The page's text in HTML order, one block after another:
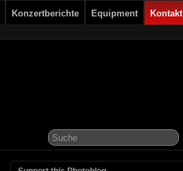
Konzertberichte Equipment Kontakt